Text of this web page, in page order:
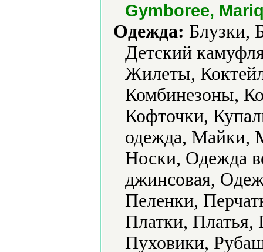
Gymboree,
Одежда: Блузки,
Детский
Жилеты,
Комбинезоны,
Кофточки,
одежда, Майки,
Носки, Одежда
джинсовая,
Пеленки,
Платки, Платья,
Пуховики,